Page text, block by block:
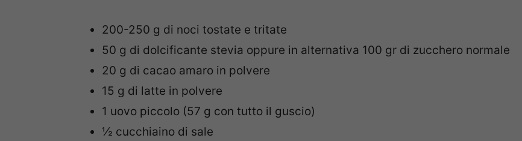
200-250 g di noci tostate e tritate
50 g di dolcificante stevia oppure in alternativa 100 gr di zucchero normale
20 g di cacao amaro in polvere
15 g di latte in polvere
1 uovo piccolo (57 g con tutto il guscio)
½ cucchiaino di sale